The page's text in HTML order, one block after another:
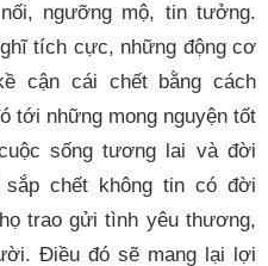
ngưỡng mộ, tin tưởng.
tích cực, những động cơ
cận cái chết bằng cách
tới những mong nguyện tốt
sống tương lai và đời
chết không tin có đời
trao gửi tình yêu thương,
Điều đó sẽ mang lại lợi